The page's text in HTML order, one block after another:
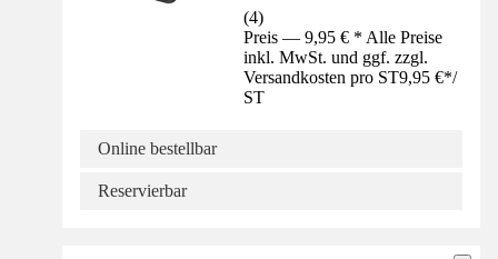
(4)
Preis — 9,95 € * Alle Preise
inkl. MwSt. und ggf. zzgl.
Versandkosten pro ST9,95 €*/
ST
Online bestellbar
Reservierbar